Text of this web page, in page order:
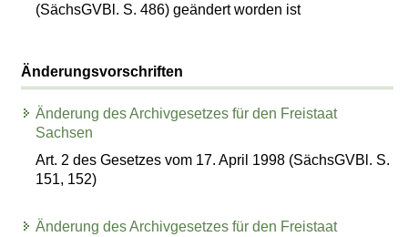
(SächsGVBl. S. 486) geändert worden ist
Änderungsvorschriften
Änderung des Archivgesetzes für den Freistaat
Sachsen
Art. 2 des Gesetzes vom 17. April 1998 (SächsGVBl. S.
151, 152)
Änderung des Archivgesetzes für den Freistaat